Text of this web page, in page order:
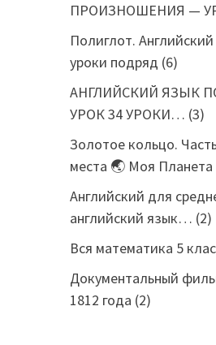
ПРОИЗНОШЕНИЯ —
Полиглот.
уроки подряд (6)
АНГЛИЙСКИЙ ЯЗЫК
УРОК 34 УРОКИ… (3)
Золотое кольцо.
места 🌏 Моя Планета
Английский для
английский язык… (2)
Вся математика 5
Документальный
1812 года (2)